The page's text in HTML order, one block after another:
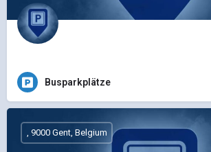
Busparkplätze
, 9000 Gent, Belgium